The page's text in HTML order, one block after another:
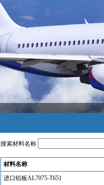
搜索材料名称
材料名称
进口铝板AL7075-T651